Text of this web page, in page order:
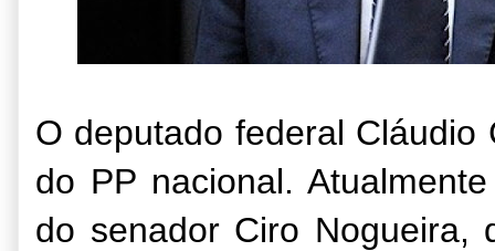
O deputado federal
do PP nacional.
do senador Ciro Nogueira,